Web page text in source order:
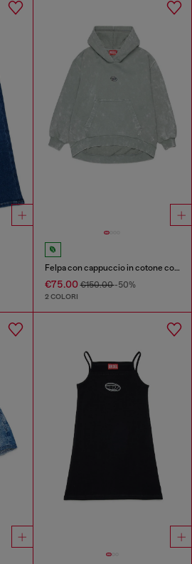
Felpa con cappuccio in cotone con effetto lavato
€75.00€150.00-50%
2 COLORI